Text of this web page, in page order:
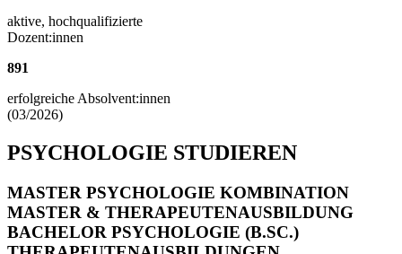
aktive, hochqualifizierte
Dozent:innen
891
erfolgreiche Absolvent:innen
(03/2026)
PSYCHOLOGIE STUDIEREN
MASTER PSYCHOLOGIE KOMBINATION
MASTER & THERAPEUTENAUSBILDUNG
BACHELOR PSYCHOLOGIE (B.SC.)